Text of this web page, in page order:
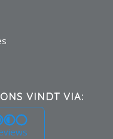
VINDT VIA: